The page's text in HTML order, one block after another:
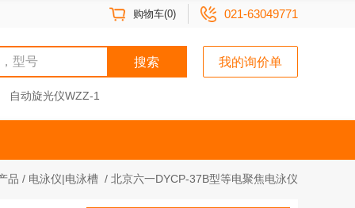
购物车(0) 021-63049771
搜索
自动旋光仪WZZ-1
我的询价单
品 / 电泳仪|电泳槽 / 北京六一DYCP-37B型等电聚焦电泳仪